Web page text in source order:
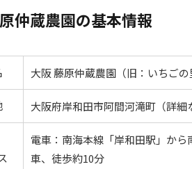
仲蔵農園の基本情報
大阪 藤原仲蔵農園（旧：いちごの
大阪府岸和田市阿間河滝町（詳細
電車：南海本線「岸和田駅」か
車、徒歩約10分